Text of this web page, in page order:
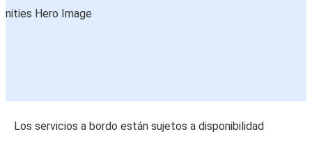
Los servicios a bordo están sujetos a disponibilidad